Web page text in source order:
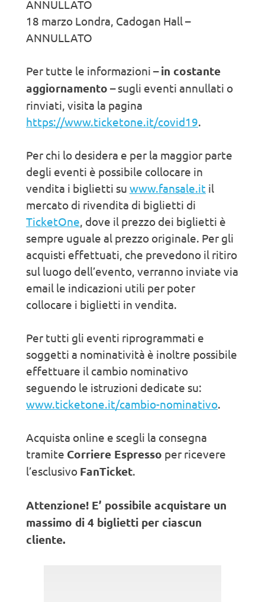
ANNULLATO
18 marzo Londra, Cadogan Hall –
ANNULLATO
Per tutte le informazioni –in costante
aggiornamento – sugli eventi annullati o
rinviati, visita la pagina
https://www.ticketone.it/covid19.
Per chi lo desidera e per la maggior parte
degli eventi è possibile collocare in
vendita i biglietti su www.fansale.it il
mercato di rivendita di biglietti di
TicketOne, dove il prezzo dei biglietti è
sempre uguale al prezzo originale. Per gli
acquisti effettuati, che prevedono il ritiro
sul luogo dell’evento, verranno inviate via
email le indicazioni utili per poter
collocare i biglietti in vendita.
Per tutti gli eventi riprogrammati e
soggetti a nominatività è inoltre possibile
effettuare il cambio nominativo
seguendo le istruzioni dedicate su:
www.ticketone.it/cambio-nominativo.
Acquista online e scegli la consegna
tramite Corriere Espresso per ricevere
l’esclusivo FanTicket.
Attenzione! E’ possibile acquistare un
massimo di 4 biglietti per ciascun
cliente.